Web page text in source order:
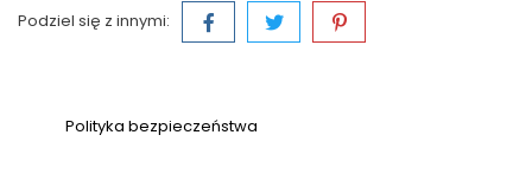
Podziel się z innymi:
Polityka bezpieczeństwa